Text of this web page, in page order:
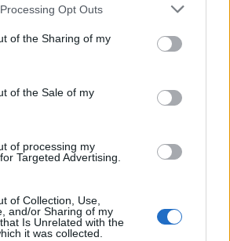
Opt Outs
of the Sharing of my
of the Sale of my
of processing my
Targeted Advertising.
of Collection, Use,
and/or Sharing of my
Is Unrelated with the
it was collected.
Pasha Pozdniakova
Kerro mielipiteesi.
Tutustu kuitenkin